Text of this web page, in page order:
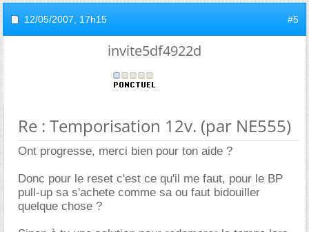
12/05/2007, 17h15 #5
invite5df4922d
Re : Temporisation 12v. (par NE555)
Ont progresse, merci bien pour ton aide ?
Donc pour le reset c'est ce qu'il me faut, pour le BP
pull-up sa s'achete comme sa ou faut bidouiller
quelque chose ?